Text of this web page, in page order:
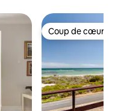
Coup de cœur
Coup de cœur